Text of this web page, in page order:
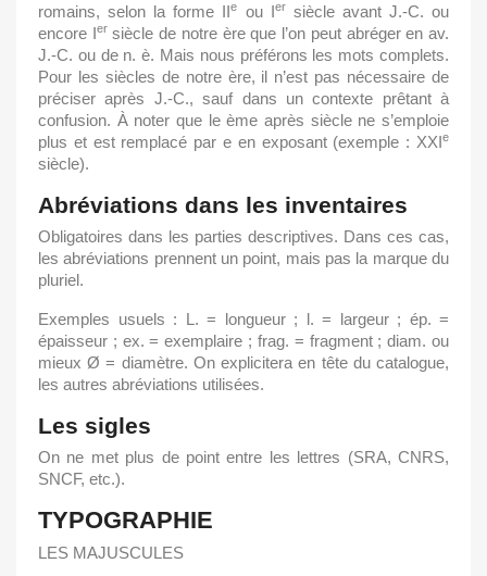
romains, selon la forme IIe ou Iersiècle avant J.-C. ou
encore Iersiècle de notre ère que l’on peut abréger en av.
J.-C. ou de n. è. Mais nous préférons les mots complets.
Pour les siècles de notre ère, il n’est pas nécessaire de
préciser après J.-C., sauf dans un contexte prêtant à
confusion. À noter que le ème après siècle ne s’emploie
plus et est remplacé par e en exposant (exemple : XXIe
siècle).
Abréviations dans les inventaires
Obligatoires dans les parties descriptives. Dans ces cas,
les abréviations prennent un point, mais pas la marque du
pluriel.
Exemples usuels : L. = longueur ; l. = largeur ; ép. =
épaisseur ; ex. = exemplaire ; frag. = fragment ; diam. ou
mieux Ø = diamètre. On explicitera en tête du catalogue,
les autres abréviations utilisées.
Les sigles
On ne met plus de point entre les lettres (SRA, CNRS,
SNCF, etc.).
TYPOGRAPHIE
LES MAJUSCULES